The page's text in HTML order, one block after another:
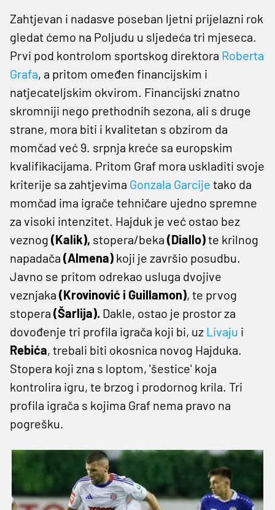
Zahtjevan i nadasve poseban ljetni prijelazni rok
gledat ćemo na Poljudu u sljedeća tri mjeseca.
Prvi pod kontrolom sportskog direktora Roberta
Grafa, a pritom omeđen financijskim i
natjecateljskim okvirom. Financijski znatno
skromniji nego prethodnih sezona, ali s druge
strane, mora biti i kvalitetan s obzirom da
momčad već 9. srpnja kreće sa europskim
kvalifikacijama. Pritom Graf mora uskladiti svoje
kriterije sa zahtjevima Gonzala Garcije tako da
momčad ima igrače tehničare ujedno spremne
za visoki intenzitet. Hajduk je već ostao bez
veznog (Kalik), stopera/beka (Diallo)te krilnog
napadača (Almena) koji je završio posudbu.
Javno se pritom odrekao usluga dvojive
veznjaka (Krovinović i Guillamon), te prvog
stopera (Šarlija). Dakle, ostao je prostor za
dovođenje tri profila igrača koji bi, uz Livaju i
Rebića, trebali biti okosnica novog Hajduka.
Stopera koji zna s loptom, 'šestice' koja
kontrolira igru, te brzog i prodornog krila. Tri
profila igrača s kojima Graf nema pravo na
pogrešku.